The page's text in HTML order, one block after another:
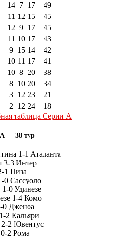
14 7 17
49
11 12 15
45
12 9 17
45
11 10 17
43
9 15 14
42
10 11 17
41
10 8 20
38
8 10 20
34
3 12 23
21
2 12 24
18
таблица Серии А
— 38 тур
1-1 Аталанта
3-3 Интер
1 Пиза
0 Сассуоло
0 Удинезе
1-4 Комо
0 Дженоа
2 Кальяри
2-2 Ювентус
2 Рома